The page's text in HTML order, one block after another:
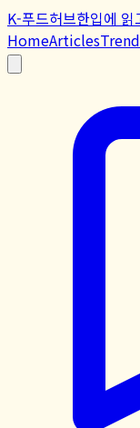
K-푸드허브한입에 읽
HomeArticles